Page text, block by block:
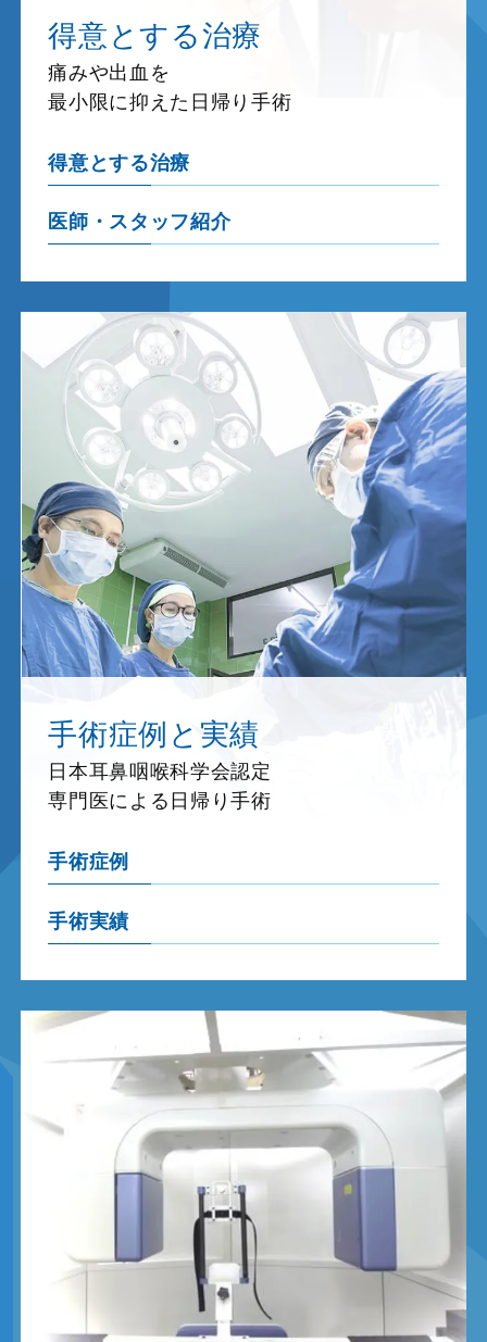
得意とする治療
痛みや出血を
最小限に抑えた日帰り手術
得意とする治療
医師・スタッフ紹介
手術症例と実績
日本耳鼻咽喉科学会認定
専門医による日帰り手術
手術症例
手術実績